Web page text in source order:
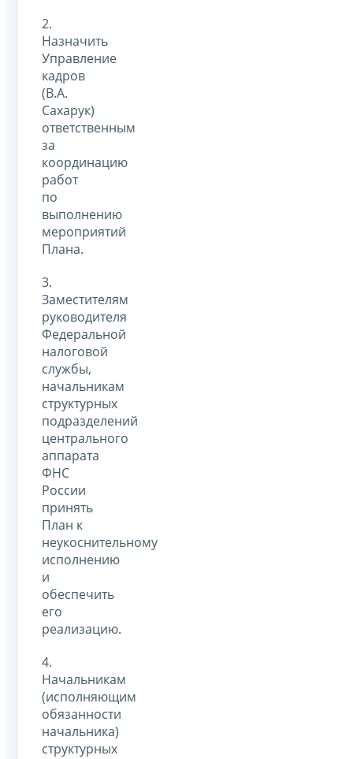
2.
Назначить
Управление
кадров
(В.А.
Сахарук)
ответственным
за
координацию
работ
по
выполнению
мероприятий
Плана.
3.
Заместителям
руководителя
Федеральной
налоговой
службы,
начальникам
структурных
подразделений
центрального
аппарата
ФНС
России
принять
План к
неукоснительному
исполнению
и
обеспечить
его
реализацию.
4.
Начальникам
(исполняющим
обязанности
начальника)
структурных